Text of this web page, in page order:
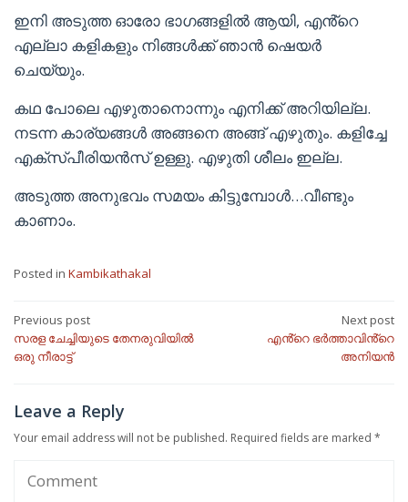
ഇനി അടുത്ത ഓരോ ഭാഗങ്ങളിൽ ആയി, എൻ്റെ
എല്ലാ കളികളും നിങ്ങൾക്ക് ഞാൻ ഷെയർ
ചെയ്യും.
കഥ പോലെ എഴുതാനൊന്നും എനിക്ക് അറിയില്ല.
നടന്ന കാര്യങ്ങൾ അങ്ങനെ അങ്ങ് എഴുതും. കളിച്ചേ
എക്സ്പീരിയൻസ് ഉള്ളു. എഴുതി ശീലം ഇല്ല.
അടുത്ത അനുഭവം സമയം കിട്ടുമ്പോൾ…വീണ്ടും
കാണാം.
Posted in Kambikathakal
Post
navigation
Previous post
സരള ചേച്ചിയുടെ തേനരുവിയിൽ
ഒരു നീരാട്ട്
Next post
എൻ്റെ ഭർത്താവിൻ്റെ
അനിയൻ
Leave a Reply
Your email address will not be published. Required fields are marked *